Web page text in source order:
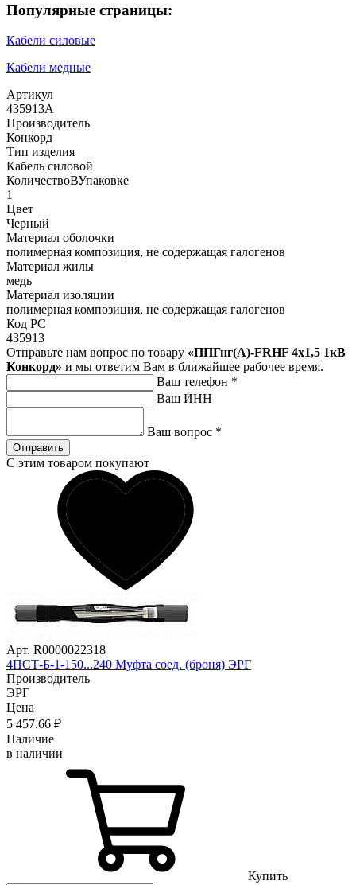
Популярные страницы:
Кабели силовые
Кабели медные
Артикул
435913А
Производитель
Конкорд
Тип изделия
Кабель силовой
КоличествоВУпаковке
1
Цвет
Черный
Материал оболочки
полимерная композиция, не содержащая галогенов
Материал жилы
медь
Материал изоляции
полимерная композиция, не содержащая галогенов
Код РС
435913
Отправьте нам вопрос по товару «ППГнг(А)-FRHF 4х1,5 1кВ
Конкорд» и мы ответим Вам в ближайшее рабочее время.
Ваш телефон *
Ваш ИНН
Ваш вопрос *
Отправить
С этим товаром покупают
Арт. R0000022318
4ПСТ-Б-1-150...240 Муфта соед. (броня) ЭРГ
Производитель
ЭРГ
Цена
5 457.66 ₽
Наличие
в наличии
Купить